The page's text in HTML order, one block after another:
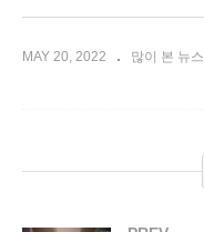
MAY 20, 2022 많이 본 뉴스